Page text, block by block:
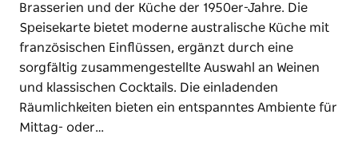
Brasserien und der Küche der 1950er-Jahre. Die
Speisekarte bietet moderne australische Küche mit
französischen Einflüssen, ergänzt durch eine
sorgfältig zusammengestellte Auswahl an Weinen
und klassischen Cocktails. Die einladenden
Räumlichkeiten bieten ein entspanntes Ambiente für
Mittag- oder…